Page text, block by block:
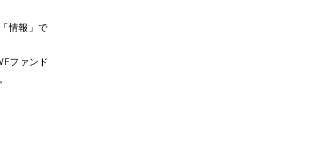
情報」で
ファンド